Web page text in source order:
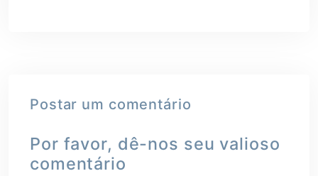
Postar um comentário
Por favor, dê-nos seu valioso
comentário